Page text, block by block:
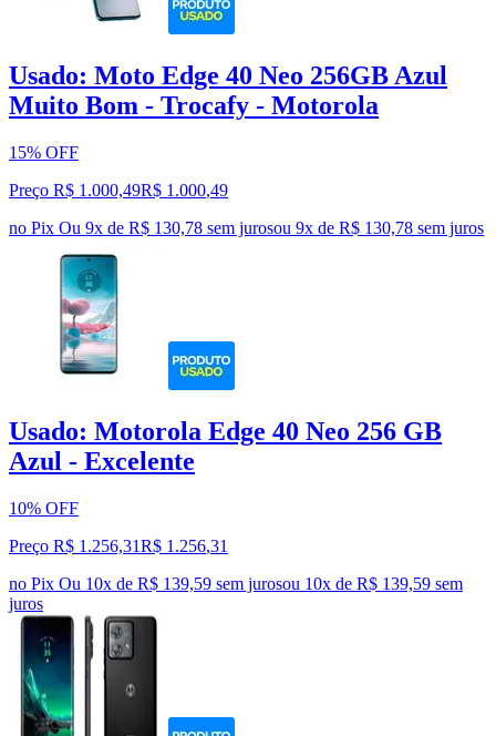
Usado: Moto Edge 40 Neo 256GB Azul
Muito Bom - Trocafy - Motorola
15% OFF
Preço R$ 1.000,49R$ 1.000,49
no Pix Ou 9x de R$ 130,78 sem jurosou 9x de R$ 130,78 sem juros
Usado: Motorola Edge 40 Neo 256 GB
Azul - Excelente
10% OFF
Preço R$ 1.256,31R$ 1.256,31
no Pix Ou 10x de R$ 139,59 sem jurosou 10x de R$ 139,59 sem
juros